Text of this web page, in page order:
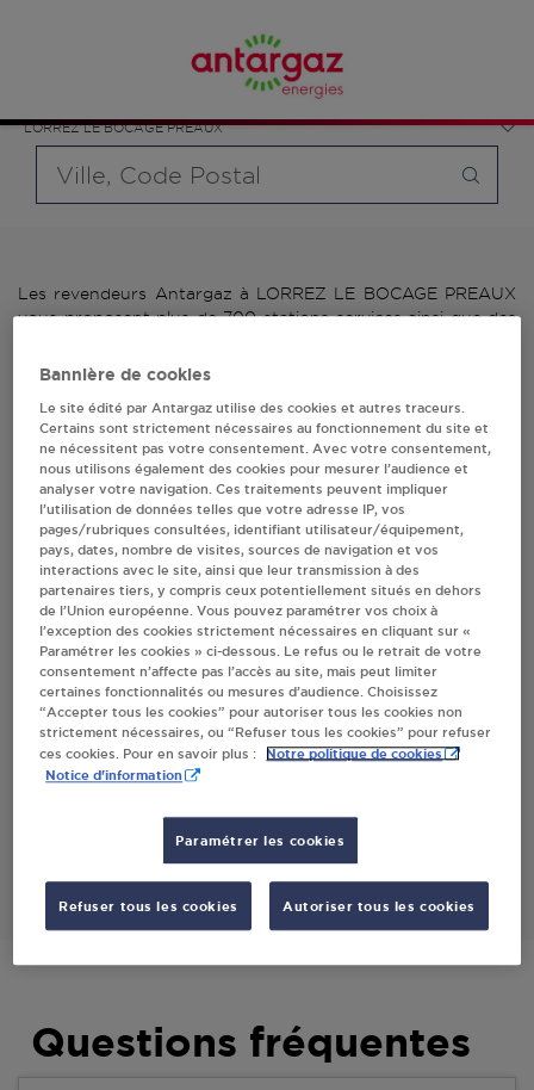
LORREZ LE BOCAGE PREAUX
bouteille souhaité et le type de point de vente (revendeur /
distributeur automatique de bouteilles de gaz ou station GPL
carburant)
Les revendeurs Antargaz à LORREZ LE BOCAGE PREAUX
vous proposent plus de 700 stations-services ainsi que des
des revendeurs Antargaz à LORREZ LE BOCAGE PREAUX,
distributeurs de bouteilles de gaz.
1 revendeur(s) Antargaz
à LORREZ LE BOCAGE
PREAUX
Villes
INTERMARCHE CONTACT SLAVMIR LORREZ
LE BOCAGE PREAUX
1 ZONE D ACTIVITES DU BERCEAU
S'Y RENDRE
Questions fréquentes
Bannière de cookies
Le site édité par Antargaz utilise des cookies et autres traceurs.
Certains sont strictement nécessaires au fonctionnement du site et
ne nécessitent pas votre consentement. Avec votre consentement,
nous utilisons également des cookies pour mesurer l’audience et
analyser votre navigation. Ces traitements peuvent impliquer
l’utilisation de données telles que votre adresse IP, vos
pages/rubriques consultées, identifiant utilisateur/équipement,
pays, dates, nombre de visites, sources de navigation et vos
interactions avec le site, ainsi que leur transmission à des
partenaires tiers, y compris ceux potentiellement situés en dehors
de l’Union européenne. Vous pouvez paramétrer vos choix à
l’exception des cookies strictement nécessaires en cliquant sur «
Paramétrer les cookies » ci-dessous. Le refus ou le retrait de votre
consentement n’affecte pas l’accès au site, mais peut limiter
certaines fonctionnalités ou mesures d’audience. Choisissez
“Accepter tous les cookies” pour autoriser tous les cookies non
strictement nécessaires, ou “Refuser tous les cookies” pour refuser
ces cookies. Pour en savoir plus :
Notre politique de cookies
Notice d'information
Paramétrer les cookies
Refuser tous les cookies Autoriser tous les cookies